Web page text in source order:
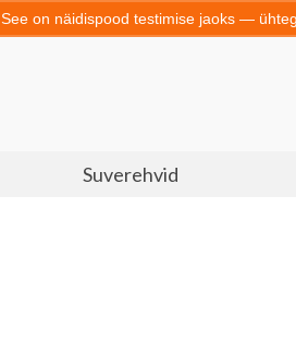
Suverehvid
See on näidispood testimise jaoks —